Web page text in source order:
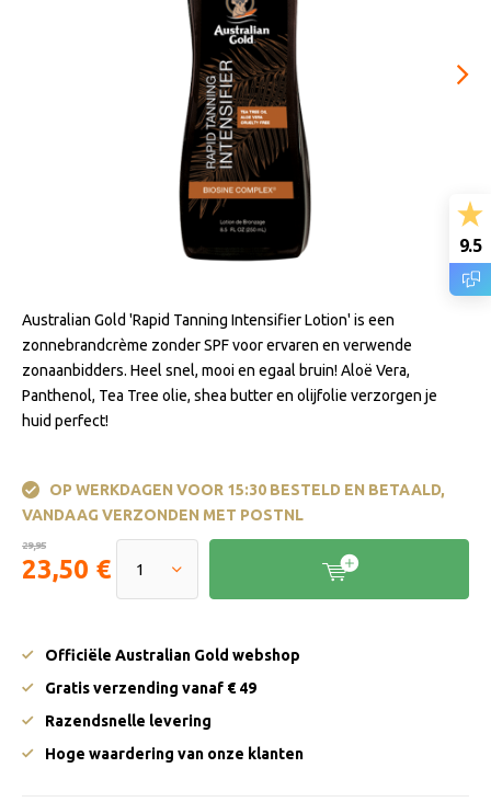
Australian Gold 'Rapid Tanning Intensifier Lotion' is een
zonnebrandcrème zonder SPF voor ervaren en verwende
zonaanbidders. Heel snel, mooi en egaal bruin! Aloë Vera,
Panthenol, Tea Tree olie, shea butter en olijfolie verzorgen je
huid perfect!
OP WERKDAGEN VOOR 15:30 BESTELD EN BETAALD,
VANDAAG VERZONDEN MET POSTNL
29,95
23,50 €
Officiële Australian Gold webshop
Gratis verzending vanaf € 49
Razendsnelle levering
Hoge waardering van onze klanten
9.5